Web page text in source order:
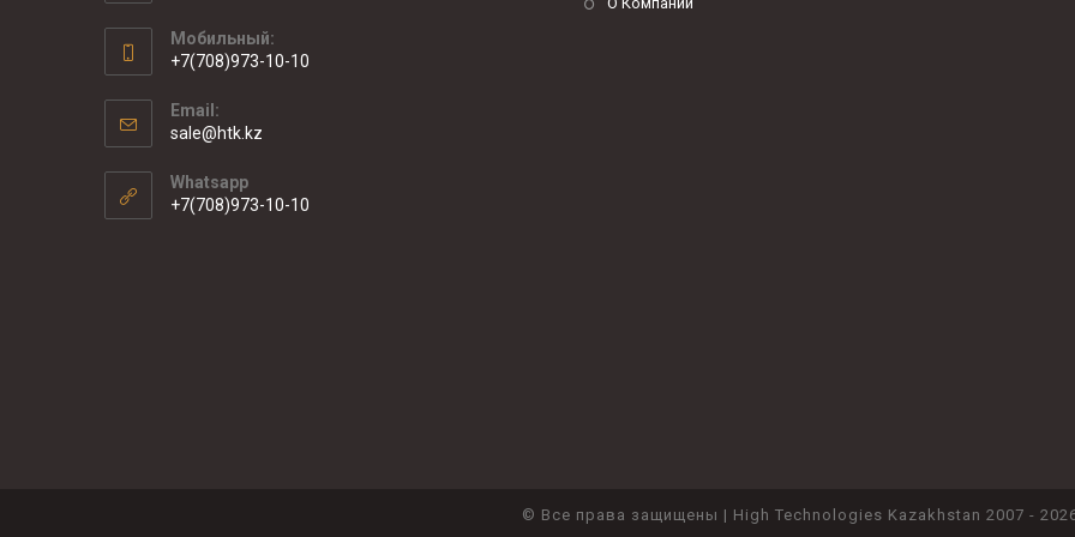
Мобильный:
+7(708)973-10-10
Email:
sale@htk.kz
Whatsapp
+7(708)973-10-10
© Все права защищены | High Technologies Kazakhstan 2007 -